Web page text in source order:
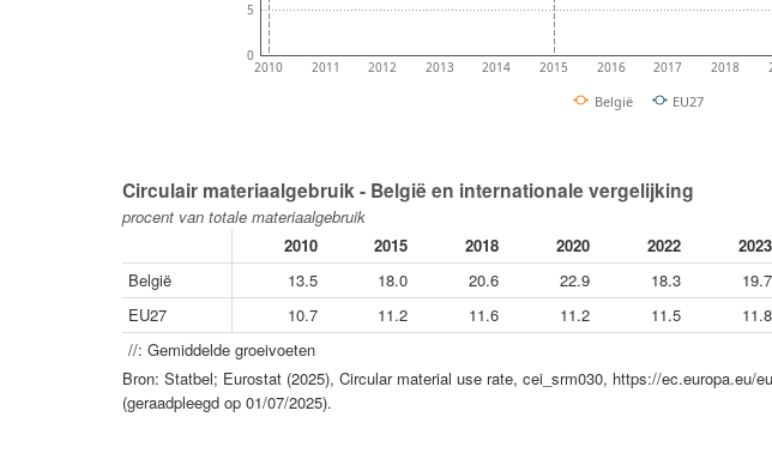
2010 2011 2012 2013 2014 2015 2016 2017 2018
0
5
België EU27
Circulair materiaalgebruik - België en internationale vergelijking
procent van totale materiaalgebruik
2010
2015 2018 2020 2022 2023
België
13.5 18.0 20.6 22.9 18.3 19.7
EU27
10.7 11.2 11.6 11.2 11.5 11.8
//: Gemiddelde groeivoeten
Bron: Statbel; Eurostat (2025), Circular material use rate, cei_srm030, https://ec.europa.eu/
(geraadpleegd op 01/07/2025).